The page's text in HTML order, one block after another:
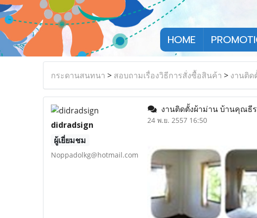
HOME
กระดานสนทนา > สอบถามเรื่องวิธีการสั่งซื้อสินค้า > งานติ
didradsign
ผู้เยี่ยมชม
Noppadolkg@hotmail.com
งานติดตั้งผ้าม่าน บ้านคุณธี
24 พ.ย. 2557 16:50